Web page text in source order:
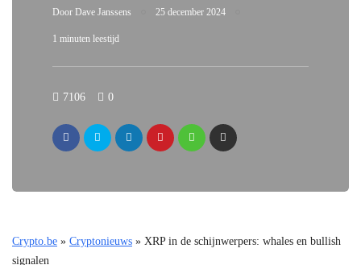
Door Dave Janssens 25 december 2024
1 minuten leestijd
7106 0
Crypto.be » Cryptonieuws » XRP in de schijnwerpers: whales en bullish
signalen